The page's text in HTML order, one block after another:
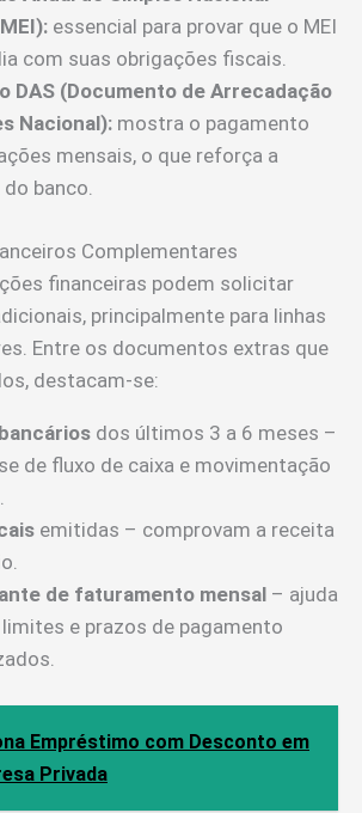
essencial para provar que o MEI
com suas obrigações fiscais.
DAS (Documento de Arrecadação
Nacional): mostra o pagamento
mensais, o que reforça a
banco.
Complementares
financeiras podem solicitar
principalmente para linhas
Entre os documentos extras que
destacam-se:
dos últimos 3 a 6 meses –
de fluxo de caixa e movimentação
emitidas – comprovam a receita
de faturamento mensal – ajuda
e prazos de pagamento
Empréstimo com Desconto em
Privada